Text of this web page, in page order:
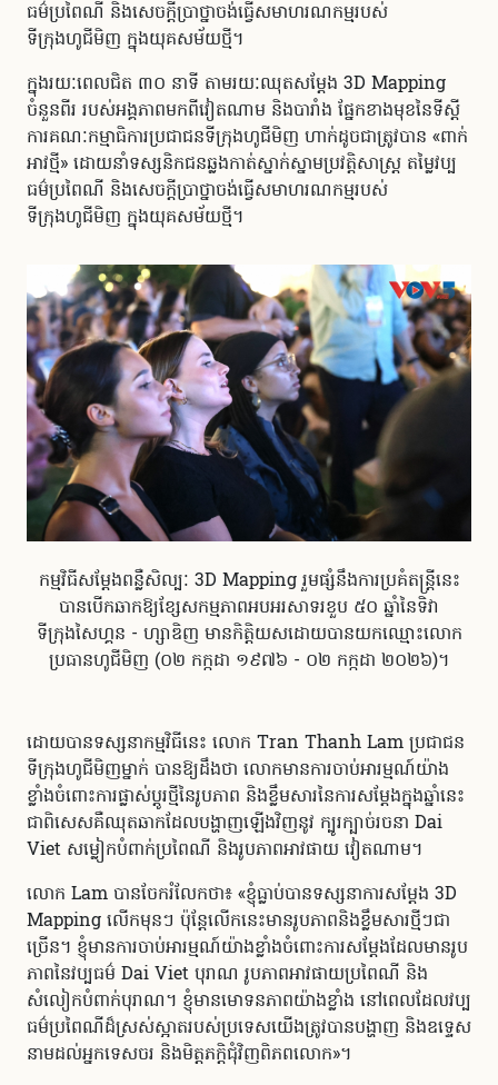
ធម៌ប្រពៃណី និងសេចក្តីប្រាថ្នាចង់ធ្វើសមាហរណកម្ម​របស់
ទីក្រុងហូជីមិញ ក្នុងយុគសម័យថ្មី។
ក្នុងរយៈពេលជិត ៣០ នាទី តាមរយៈឈុតសម្តែង 3D Mapping
ចំនួនពីរ របស់​អង្គភាពមកពីវៀតណាម និងបារាំង ផ្នែកខាងមុខនៃទីស្តី
ការគណៈកម្មាធិការប្រជាជនទីក្រុងហូជីមិញ ហាក់ដូចជាត្រូវបាន «ពាក់​
អាវថ្មី» ដោយនាំ​ទស្សនិកជន​ឆ្លងកាត់ស្នាក់ស្នាមប្រវត្តិសាស្ត្រ តម្លៃវប្ប
ធម៌ប្រពៃណី និងសេចក្តីប្រាថ្នាចង់ធ្វើសមាហរណកម្ម​របស់
ទីក្រុងហូជីមិញ ក្នុងយុគសម័យថ្មី។
កម្មវិធីសម្តែងពន្លឺសិល្បៈ 3D Mapping រួមផ្សំនឹងការប្រគំតន្ត្រីនេះ
បានបើកឆាក​ឱ្យខ្សែសកម្មភាពអបអរសាទរខួប ៥០ ឆ្នាំនៃទិវា
ទីក្រុងសៃហ្គន - ហ្សាឌិញ មានកិត្តិយសដោយ​បានយក​​ឈ្មោះលោក
ប្រធានហូជីមិញ (០២ កក្កដា ១៩៧៦ - ០២ កក្កដា ២០២៦)។
ដោយ​បាន​ទស្សនាកម្មវិធីនេះ លោក Tran Thanh Lam ប្រជាជន
ទីក្រុងហូជីមិញម្នាក់ បានឱ្យដឹងថា លោកមានការចាប់អារម្មណ៍យ៉ាង
ខ្លាំងចំពោះការផ្លាស់ប្តូរថ្មីនៃរូបភាព និងខ្លឹមសារនៃការសម្តែងក្នុងឆ្នាំនេះ
ជាពិសេសគឺឈុតឆាកដែលបង្ហាញឡើងវិញនូវ ក្បូរក្បាច់​រចនា Dai
Viet សម្លៀកបំពាក់ប្រពៃណី និងរូបភាពអាវផាយ វៀតណាម។
លោក Lam បានចែករំលែកថា៖ «ខ្ញុំធ្លាប់បានទស្សនាការសម្តែង 3D
Mapping លើក​មុនៗ ប៉ុន្តែលើកនេះមានរូបភាពនិងខ្លឹមសារថ្មីៗជា
ច្រើន។ ខ្ញុំមានការចាប់អារម្មណ៍យ៉ាងខ្លាំង​ចំពោះការសម្តែងដែលមានរូប
ភាព​នៃវប្បធម៌ Dai Viet បុរាណ រូបភាពអាវផាយប្រពៃណី និង
សំលៀកបំពាក់​បុរាណ។ ខ្ញុំមានមោទនភាពយ៉ាងខ្លាំង​ នៅពេល​ដែលវប្ប
ធម៌ប្រពៃណីដ៏ស្រស់ស្អាតរបស់ប្រទេសយើងត្រូវបានបង្ហាញ និង​ឧទ្ទេស
នាមដល់អ្នកទេសចរ និងមិត្តភក្តិជុំវិញពិភពលោក»​។​​